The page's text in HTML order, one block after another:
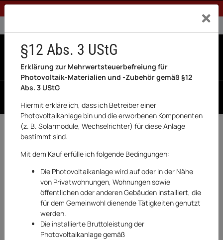
1% Rabatt bei Banküberweisung (Privatkunden)Exklusiv
Zurück Garten & Outdoor
§12 Abs. 3 UStG
Erklärung zur Mehrwertsteuerbefreiung für
Photovoltaik-Materialien und -Zubehör gemäß §12
Abs. 3 UStG
Hiermit erkläre ich, dass ich Betreiber einer
Photovoltaikanlage bin und die erworbenen Komponenten
(z. B. Solarmodule, Wechselrichter) für diese Anlage
bestimmt sind.
Mit dem Kauf erfülle ich folgende Bedingungen:
Die Photovoltaikanlage wird auf oder in der Nähe
von Privatwohnungen, Wohnungen sowie
öffentlichen oder anderen Gebäuden installiert, die
für dem Gemeinwohl dienende Tätigkeiten genutzt
werden.
Die installierte Bruttoleistung der
Photovoltaikanlage gemäß